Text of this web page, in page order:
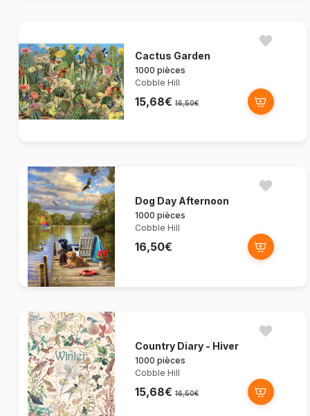
Cactus Garden
1000 pièces
Cobble Hill
15,68€ 16,50€
Dog Day Afternoon
1000 pièces
Cobble Hill
16,50€
Country Diary - Hiver
1000 pièces
Cobble Hill
15,68€ 16,50€